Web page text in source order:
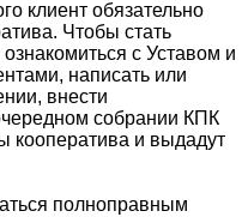
клиент обязательно
Чтобы стать
с Уставом и
написать или
внести
собрании КПК
кооператива и выдадут
полноправным